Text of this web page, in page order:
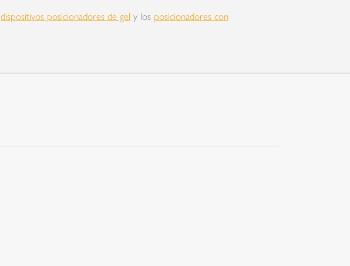
dispositivos posicionadores de gel y los posicionadores con